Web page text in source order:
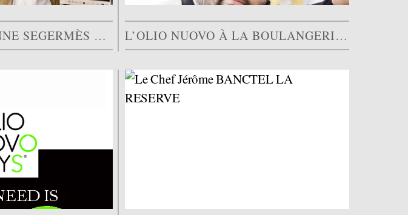
L’HUILE TUNISIENNE SEGERMÈS CHEZ PASSERINI L’OLIO NUOVO À LA BOULANGERIE BO : INSPIRATIONS D’AILLEURS